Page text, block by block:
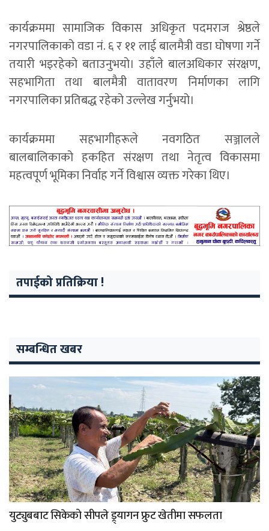
कार्यक्रममा सामाजिक विकास अधिकृत पदमराज श्रेष्ठले
नगरपालिकाको वडा नं. ६ र ११ लाई बालमैत्री वडा घोषणा गर्ने
तयारी भइरहेको बताउनुभयो। उहाँले बालअधिकार संरक्षण,
सहभागिता तथा बालमैत्री वातावरण निर्माणका लागि
नगरपालिका प्रतिबद्ध रहेको उल्लेख गर्नुभयो।
कार्यक्रममा सहभागीहरूले नवगठित सञ्जालले
बालबालिकाको हकहित संरक्षण तथा नेतृत्व विकासमा
महत्वपूर्ण भूमिका निर्वाह गर्ने विश्वास व्यक्त गरेका थिए।
तपाईको प्रतिक्रिया !
सम्बन्धित खबर
युट्युबबाट सिकेको सीपले ड्र्यागन फ्रुट खेतीमा सफलता